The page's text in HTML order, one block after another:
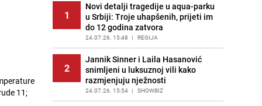
11;
12
Kao iz slastičarne: Rolada od
čokolade i kokosa bez pečenja,
jednostavan desert bez imalo muke
PRIJE 2 DANA | RECEPTI
13
Tajna savršenog makedonskog
ajvara: Stari recept za kremast i
bogat okus
PRIJE 2 DANA | RECEPTI
1
Novi detalji tragedije u aqua-parku
u Srbiji: Troje uhapšenih, prijeti im
do 12 godina zatvora
24.07.26. 15:48 | REGIJA
2
Jannik Sinner i Laila Hasanović
snimljeni u luksuznoj vili kako
razmjenjuju nježnosti
24.07.26. 15:54 | SHOWBIZ